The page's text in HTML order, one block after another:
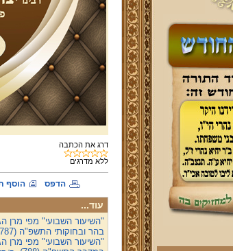
דרג את הכתבה
ללא מדרגים
הדפס הוסף
עוד...
"השיעור השבועי" מפי מרן
בהר ובחוקותי התשפ"ה (787),
"השיעור השבועי" מפי מרן